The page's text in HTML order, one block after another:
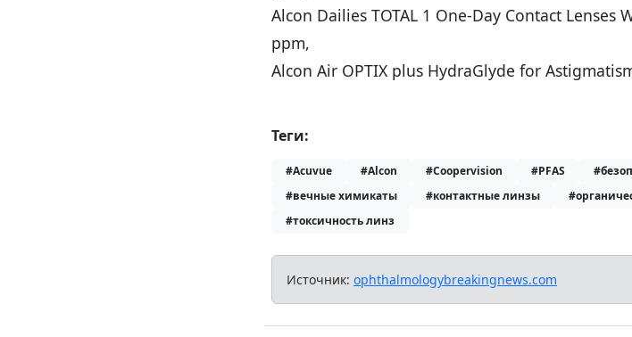
Alcon Dailies TOTAL 1 One-Day Contact
ppm,
Alcon Air OPTIX plus HydraGlyde for
Теги:
#Acuvue #Alcon #Coopervision #PFAS
#вечные химикаты
#контактные линзы
#токсичность линз
Источник: ophthalmologybreakingnews.com